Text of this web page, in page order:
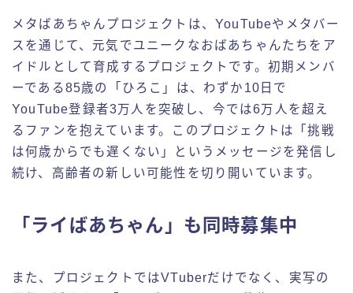
メタばあちゃんプロジェクトは、YouTubeやメタバー
スを通じて、元気でユニークなおばあちゃんたちをア
イドルとして育成するプロジェクトです。初期メンバ
ーである85歳の「ひろこ」は、わずか10日で
YouTube登録者3万人を突破し、今では6万人を超え
るファンを抱えています。このプロジェクトは「挑戦
は何歳からでも遅くない」というメッセージを発信し
続け、高齢者の新しい可能性を切り開いています。
「ライばあちゃん」も同時募集中
また、プロジェクトではVTuberだけでなく、実写の